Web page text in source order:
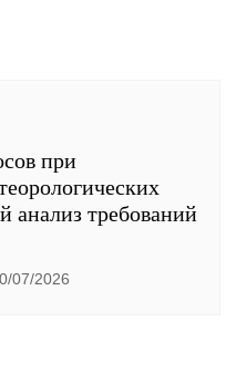
при
анализ требований
07/2026